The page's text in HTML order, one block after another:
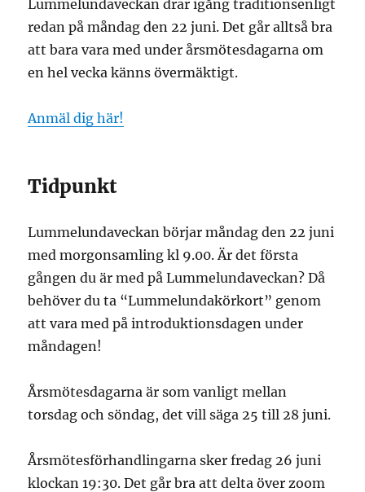
Lummelundaveckan drar igång traditionsenligt
redan på måndag den 22 juni. Det går alltså bra
att bara vara med under årsmötesdagarna om
en hel vecka känns övermäktigt.
Anmäl dig här!
Tidpunkt
Lummelundaveckan börjar måndag den 22 juni
med morgonsamling kl 9.00. Är det första
gången du är med på Lummelundaveckan? Då
behöver du ta “Lummelundakörkort” genom
att vara med på introduktionsdagen under
måndagen!
Årsmötesdagarna är som vanligt mellan
torsdag och söndag, det vill säga 25 till 28 juni.
Årsmötesförhandlingarna sker fredag 26 juni
klockan 19:30. Det går bra att delta över zoom